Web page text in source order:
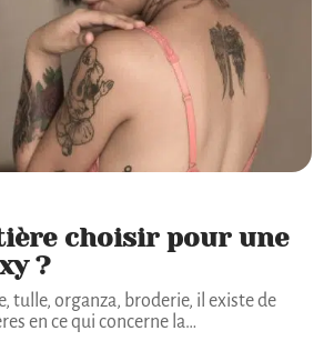
choisir pour une
?
tulle, organza, broderie, il existe de
en ce qui concerne la…